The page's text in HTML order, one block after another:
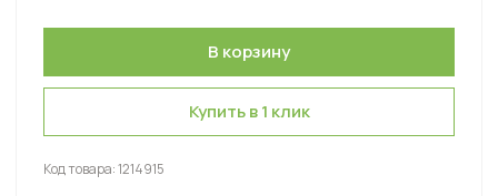
Купить в 1 клик
Код товара:1214915